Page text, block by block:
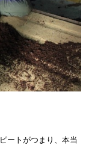
ートがつまり、本当